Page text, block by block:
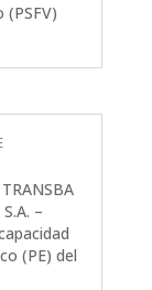
–
(PE) del